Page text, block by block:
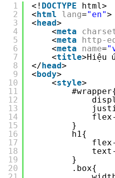
1
2
3
4
5
6
7
8
9
10
11
12
13
14
15
16
17
18
19
20
<! DOCTYPE
html>
<html lang="en">
<head>
<meta
<meta http-
<meta name=
<title>Hiệu
</head>
<body>
<style>
}
h1{
flex-
}
.box{